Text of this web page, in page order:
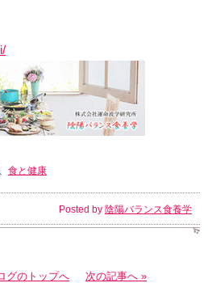
、 食と健康
Posted by 陰陽バランス食養学
グのトップへ 次の記事へ »